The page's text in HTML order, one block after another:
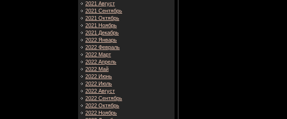
2021 Август
2021 Сентябрь
2021 Октябрь
2021 Ноябрь
2021 Декабрь
2022 Январь
2022 Февраль
2022 Март
2022 Апрель
2022 Май
2022 Июнь
2022 Июль
2022 Август
2022 Сентябрь
2022 Октябрь
2022 Ноябрь